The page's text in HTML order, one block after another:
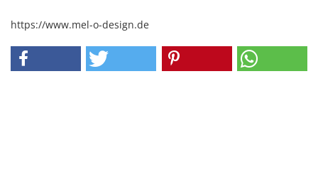
https://www.mel-o-design.de